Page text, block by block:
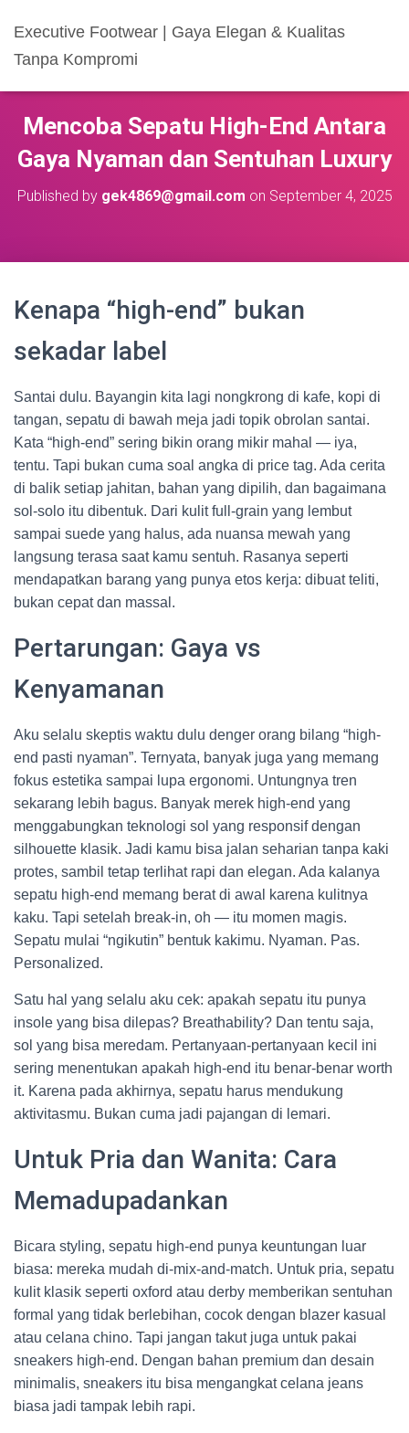
Executive Footwear | Gaya Elegan & Kualitas
Tanpa Kompromi
Mencoba Sepatu High-End Antara
Gaya Nyaman dan Sentuhan Luxury
Published by gek4869@gmail.com on September 4, 2025
Kenapa “high-end” bukan
sekadar label
Santai dulu. Bayangin kita lagi nongkrong di kafe, kopi di
tangan, sepatu di bawah meja jadi topik obrolan santai.
Kata “high-end” sering bikin orang mikir mahal — iya,
tentu. Tapi bukan cuma soal angka di price tag. Ada cerita
di balik setiap jahitan, bahan yang dipilih, dan bagaimana
sol-solo itu dibentuk. Dari kulit full-grain yang lembut
sampai suede yang halus, ada nuansa mewah yang
langsung terasa saat kamu sentuh. Rasanya seperti
mendapatkan barang yang punya etos kerja: dibuat teliti,
bukan cepat dan massal.
Pertarungan: Gaya vs
Kenyamanan
Aku selalu skeptis waktu dulu denger orang bilang “high-
end pasti nyaman”. Ternyata, banyak juga yang memang
fokus estetika sampai lupa ergonomi. Untungnya tren
sekarang lebih bagus. Banyak merek high-end yang
menggabungkan teknologi sol yang responsif dengan
silhouette klasik. Jadi kamu bisa jalan seharian tanpa kaki
protes, sambil tetap terlihat rapi dan elegan. Ada kalanya
sepatu high-end memang berat di awal karena kulitnya
kaku. Tapi setelah break-in, oh — itu momen magis.
Sepatu mulai “ngikutin” bentuk kakimu. Nyaman. Pas.
Personalized.
Satu hal yang selalu aku cek: apakah sepatu itu punya
insole yang bisa dilepas? Breathability? Dan tentu saja,
sol yang bisa meredam. Pertanyaan-pertanyaan kecil ini
sering menentukan apakah high-end itu benar-benar worth
it. Karena pada akhirnya, sepatu harus mendukung
aktivitasmu. Bukan cuma jadi pajangan di lemari.
Untuk Pria dan Wanita: Cara
Memadupadankan
Bicara styling, sepatu high-end punya keuntungan luar
biasa: mereka mudah di-mix-and-match. Untuk pria, sepatu
kulit klasik seperti oxford atau derby memberikan sentuhan
formal yang tidak berlebihan, cocok dengan blazer kasual
atau celana chino. Tapi jangan takut juga untuk pakai
sneakers high-end. Dengan bahan premium dan desain
minimalis, sneakers itu bisa mengangkat celana jeans
biasa jadi tampak lebih rapi.